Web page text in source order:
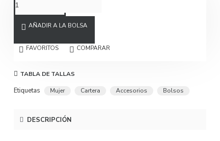
AÑADIR A LA BOLSA
FAVORITOS COMPARAR
TABLA DE TALLAS
Etiquetas Mujer Cartera Accesorios Bolsos
DESCRIPCIÓN